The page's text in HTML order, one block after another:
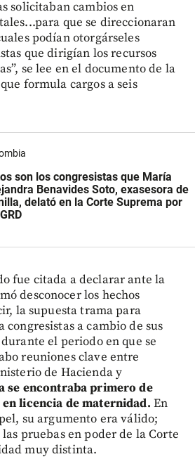
solicitaban cambios en
que se direccionaran
podían otorgárseles
que dirigían los recursos
se lee en el documento de la
formula cargos a seis
son los congresistas que María
Benavides Soto, exasesora de
delató en la Corte Suprema por
fue citada a declarar ante la
desconocer los hechos
la supuesta trama para
congresistas a cambio de sus
el periodo en que se
reuniones clave entre
de Hacienda y
se encontraba primero de
licencia de maternidad. En
su argumento era válido;
pruebas en poder de la Corte
muy distinta.